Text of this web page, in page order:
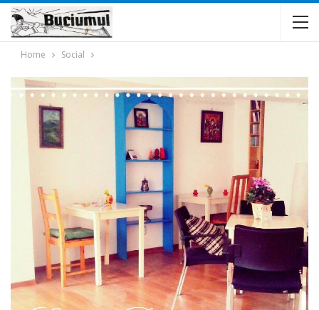
Home Social